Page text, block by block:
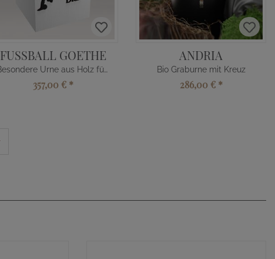
FUSSBALL GOETHE
Besondere Urne aus Holz für Fußballfans
357,00 € *
ANDRIA
Bio Graburne mit Kreuz
286,00 € *